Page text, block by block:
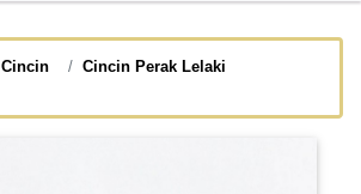
Cincin
Cincin Perak Lelaki